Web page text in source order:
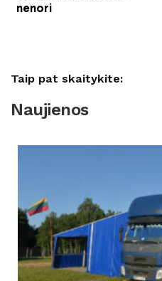
Taip pat skaitykite:
Naujienos